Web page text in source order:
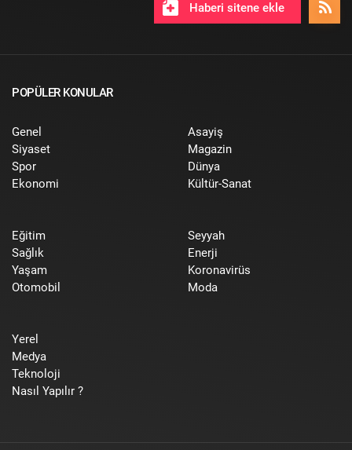
Haberi sitene ekle
POPÜLER KONULAR
Genel
Siyaset
Spor
Ekonomi
Asayiş
Magazin
Dünya
Kültür-Sanat
Eğitim
Sağlık
Yaşam
Otomobil
Seyyah
Enerji
Koronavirüs
Moda
Yerel
Medya
Teknoloji
Nasıl Yapılır ?